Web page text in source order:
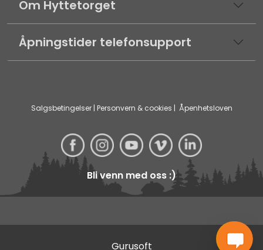
Om Hyttetorget
Åpningstider telefonsupport
Salgsbetingelser| Personvern & cookies | Åpenhetsloven
Bli venn med oss :)
Gurusoft